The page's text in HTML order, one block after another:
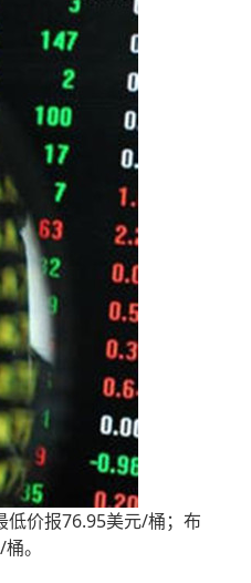
价报76.95美元/桶；布
。